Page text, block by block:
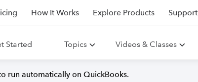
How It Works Explore Products Support
Started Topics Videos & Classes
run automatically on QuickBooks.